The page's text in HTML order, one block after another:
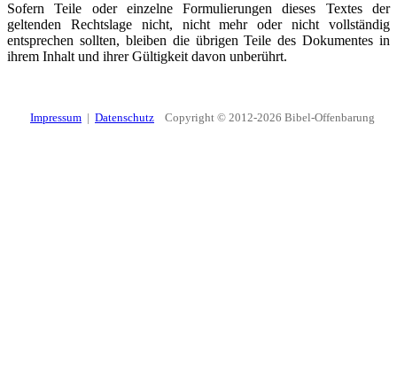
Sofern Teile oder einzelne Formulierungen dieses Textes der
geltenden Rechtslage nicht, nicht mehr oder nicht vollständig
entsprechen sollten, bleiben die übrigen Teile des Dokumentes in
ihrem Inhalt und ihrer Gültigkeit davon unberührt.
Impressum | Datenschutz Copyright © 2012-2026 Bibel-Offenbarung